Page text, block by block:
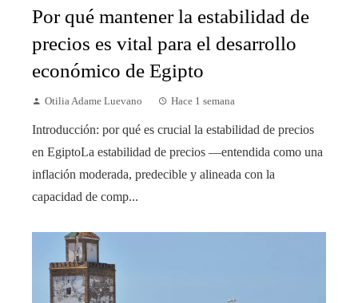
Por qué mantener la estabilidad de
precios es vital para el desarrollo
económico de Egipto
Otilia Adame Luevano Hace 1 semana
Introducción: por qué es crucial la estabilidad de precios
en EgiptoLa estabilidad de precios —entendida como una
inflación moderada, predecible y alineada con la
capacidad de comp...